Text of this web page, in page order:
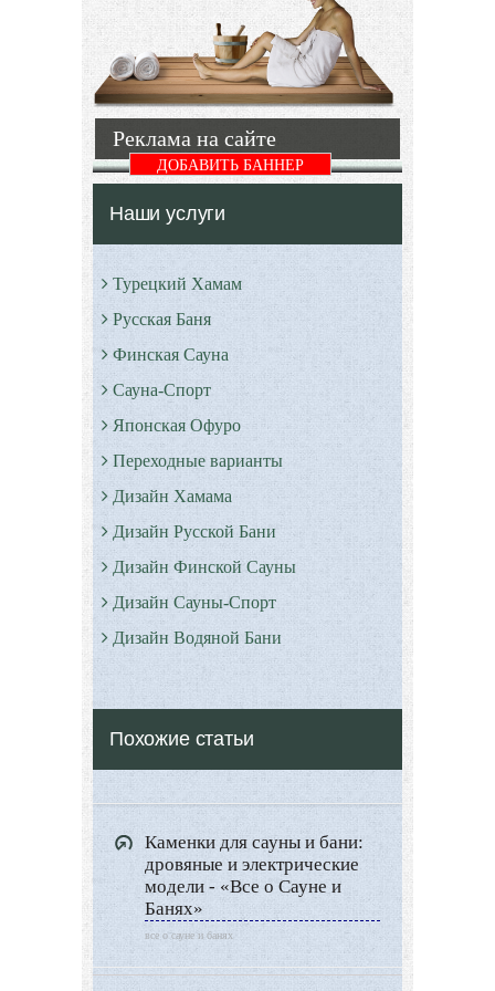
этом
процессе
ключевое
место. Эти
устройства
Подробнее
Подробнее
Реклама на сайте
ДОБАВИТЬ БАННЕР
Наши услуги
Турецкий Хамам
Русская Баня
Финская Сауна
Сауна-Спорт
Японская Офуро
Переходные варианты
Дизайн Хамама
Дизайн Русской Бани
Дизайн Финской Сауны
Дизайн Сауны-Спорт
Дизайн Водяной Бани
Римские бани - Термы
Серные бани
Все о Сауне и Банях
Дизайн Саун
Типы Бань
Экстерьер
Декор
Двор и сад
Архитектура
Похожие статьи
Каменки для сауны и бани:
дровяные и электрические
модели - «Все о Сауне и
Банях»
все о сауне и банях